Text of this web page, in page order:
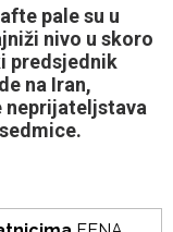
pale su u
nivo u skoro
predsjednik
na Iran,
neprijateljstava